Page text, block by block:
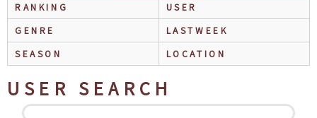
RANKING
USER
GENRE
LASTWEEK
SEASON
LOCATION
USER SEARCH